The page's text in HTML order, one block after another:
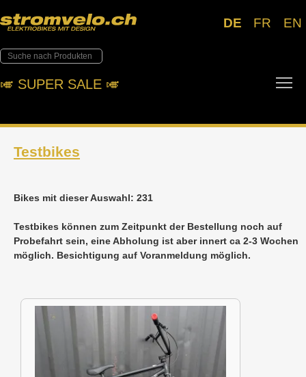
DE FR EN
🎺︎ SUPER SALE 🎺︎
Testbikes
Bikes mit dieser Auswahl: 231
Testbikes können zum Zeitpunkt der Bestellung noch auf
Probefahrt sein, eine Abholung ist aber innert ca 2-3 Wochen
möglich. Besichtigung auf Voranmeldung möglich.